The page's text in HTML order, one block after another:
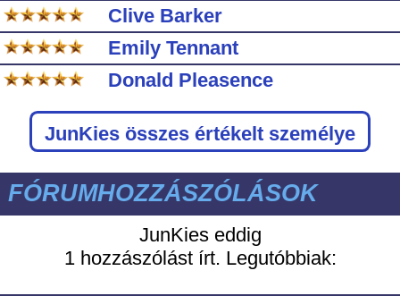
Clive Barker
Emily Tennant
Donald Pleasence
JunKies összes értékelt személye
FÓRUMHOZZÁSZÓLÁSOK
JunKies eddig
1 hozzászólást írt. Legutóbbiak: